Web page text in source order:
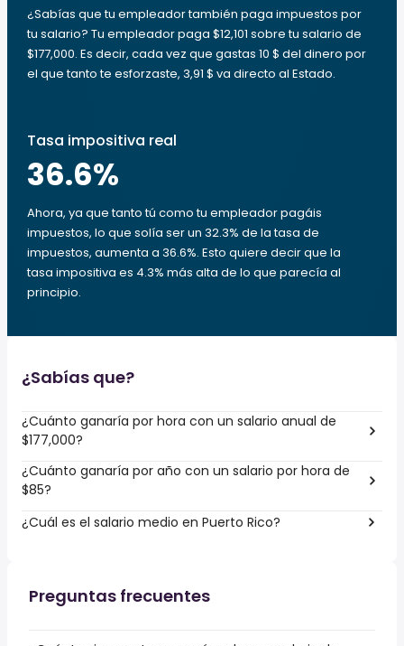
¿Sabías que tu empleador también paga impuestos por
tu salario? Tu empleador paga $12,101 sobre tu salario de
$177,000. Es decir, cada vez que gastas 10 $ del dinero por
el que tanto te esforzaste, 3,91 $ va directo al Estado.
Tasa impositiva real
36.6%
Ahora, ya que tanto tú como tu empleador pagáis
impuestos, lo que solía ser un 32.3% de la tasa de
impuestos, aumenta a 36.6%. Esto quiere decir que la
tasa impositiva es 4.3% más alta de lo que parecía al
principio.
¿Sabías que?
¿Cuánto ganaría por hora con un salario anual de
$177,000?
¿Cuánto ganaría por año con un salario por hora de
$85?
¿Cuál es el salario medio en Puerto Rico?
Preguntas frecuentes